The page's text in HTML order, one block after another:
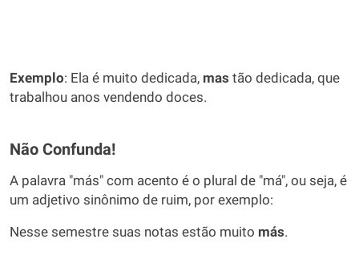
Exemplo: Ela é muito dedicada, mas tão dedicada, que
trabalhou anos vendendo doces.
Não Confunda!
A palavra "más" com acento é o plural de "má", ou seja, é
um adjetivo sinônimo de ruim, por exemplo:
Nesse semestre suas notas estão muito más.